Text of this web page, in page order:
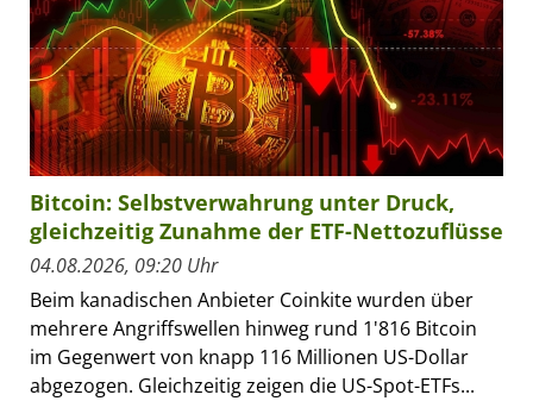
Bitcoin: Selbstverwahrung unter Druck,
gleichzeitig Zunahme der ETF-Nettozuflüsse
04.08.2026, 09:20 Uhr
Beim kanadischen Anbieter Coinkite wurden über
mehrere Angriffswellen hinweg rund 1'816 Bitcoin
im Gegenwert von knapp 116 Millionen US-Dollar
abgezogen. Gleichzeitig zeigen die US-Spot-ETFs...